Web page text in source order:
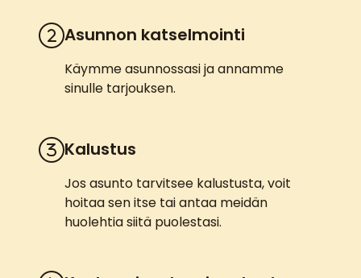
Asunnon katselmointi
Käymme asunnossasi ja annamme
sinulle tarjouksen.
Kalustus
Jos asunto tarvitsee kalustusta, voit
hoitaa sen itse tai antaa meidän
huolehtia siitä puolestasi.